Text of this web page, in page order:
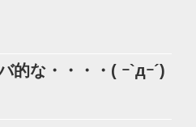
的な・・・・( ｰ`дｰ´)